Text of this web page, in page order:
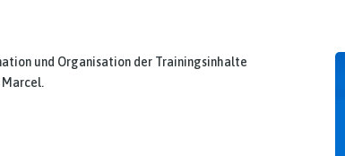
und Organisation der Trainingsinhalte